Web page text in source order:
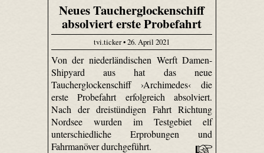
Neues Taucherglockenschiff
absolviert erste Probefahrt
tvi.ticker • 26. April 2021
Von der niederländischen Werft Damen-
Shipyard aus hat das neue
Taucherglockenschiff ›Archimedes‹ die
erste Probefahrt erfolgreich absolviert.
Nach der dreistündigen Fahrt Richtung
Nordsee wurden im Testgebiet elf
unterschiedliche Erprobungen und
Fahrmanöver durchgeführt.